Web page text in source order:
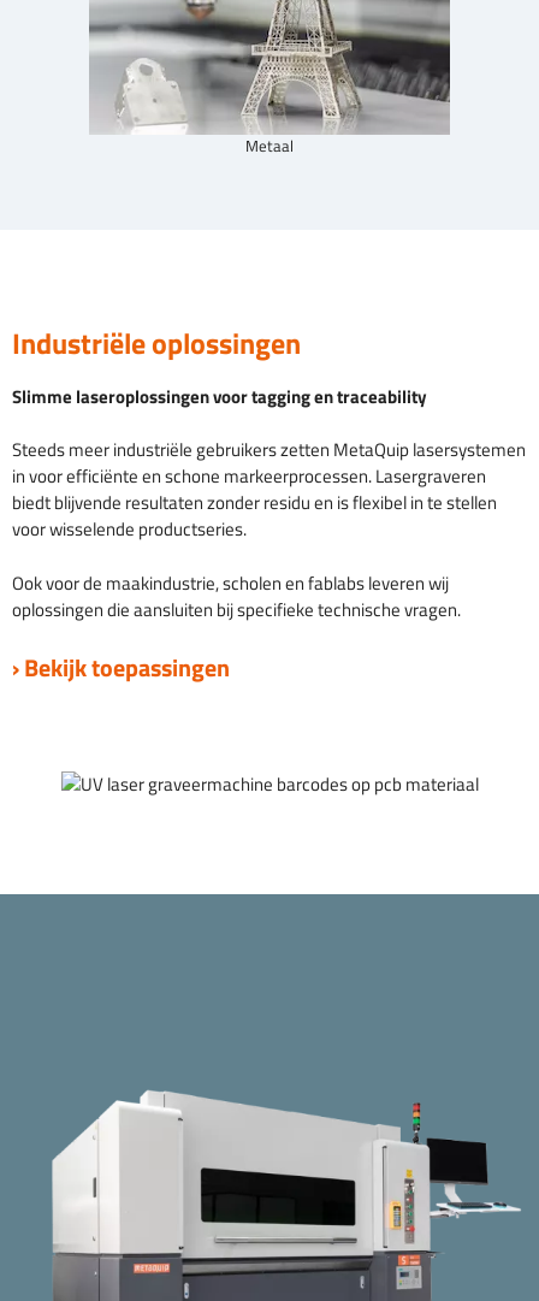
Metaal
Industriële oplossingen
Slimme laseroplossingen voor tagging en traceability
Steeds meer industriële gebruikers zetten MetaQuip lasersystemen
in voor efficiënte en schone markeerprocessen. Lasergraveren
biedt blijvende resultaten zonder residu en is flexibel in te stellen
voor wisselende productseries.
Ook voor de maakindustrie, scholen en fablabs leveren wij
oplossingen die aansluiten bij specifieke technische vragen.
› Bekijk toepassingen